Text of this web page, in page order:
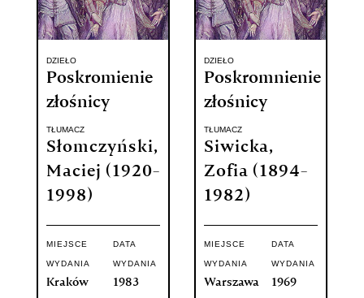
DZIEŁO
Poskromienie
złośnicy
TŁUMACZ
Słomczyński,
Maciej (1920-
1998)
MIEJSCE
WYDANIA
Kraków
DATA
WYDANIA
1983
DZIEŁO
Poskromnienie
złośnicy
TŁUMACZ
Siwicka,
Zofia (1894-
1982)
MIEJSCE
WYDANIA
Warszawa
DATA
WYDANIA
1969